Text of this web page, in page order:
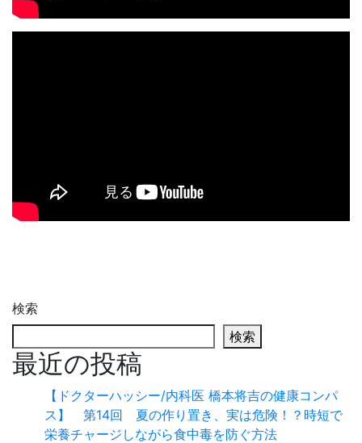
検索
検索
最近の投稿
【ドクターハッシー/内科医 橋本将吉の健康コンパ
ス】 第14回 夏の作り置き、実は危険！？時短で
栄養チャージしながら食中毒を防ぐ方法